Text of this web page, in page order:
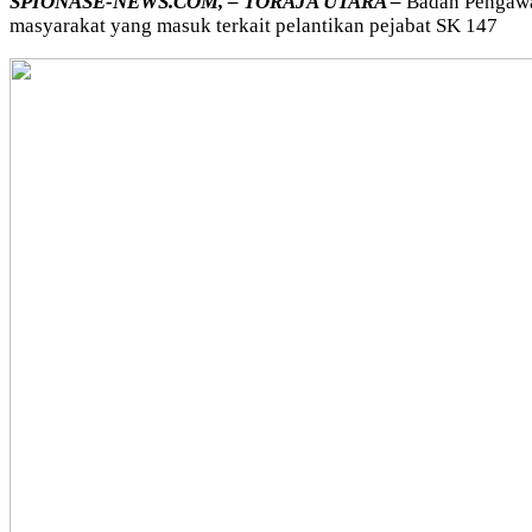
masyarakat yang masuk terkait pelantikan pejabat SK 147